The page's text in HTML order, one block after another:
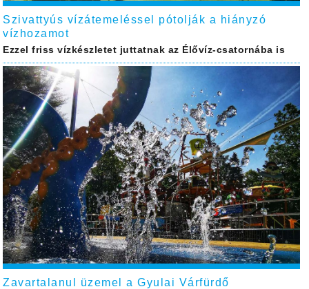
Szivattyús vízátemeléssel pótolják a hiányzó
vízhozamot
Ezzel friss vízkészletet juttatnak az Élővíz-csatornába is
Zavartalanul üzemel a Gyulai Várfürdő